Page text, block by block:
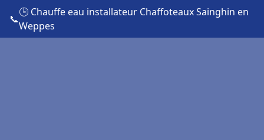
📞
🕒 Chauffe eau installateur Chaffoteaux Sainghin en
Weppes